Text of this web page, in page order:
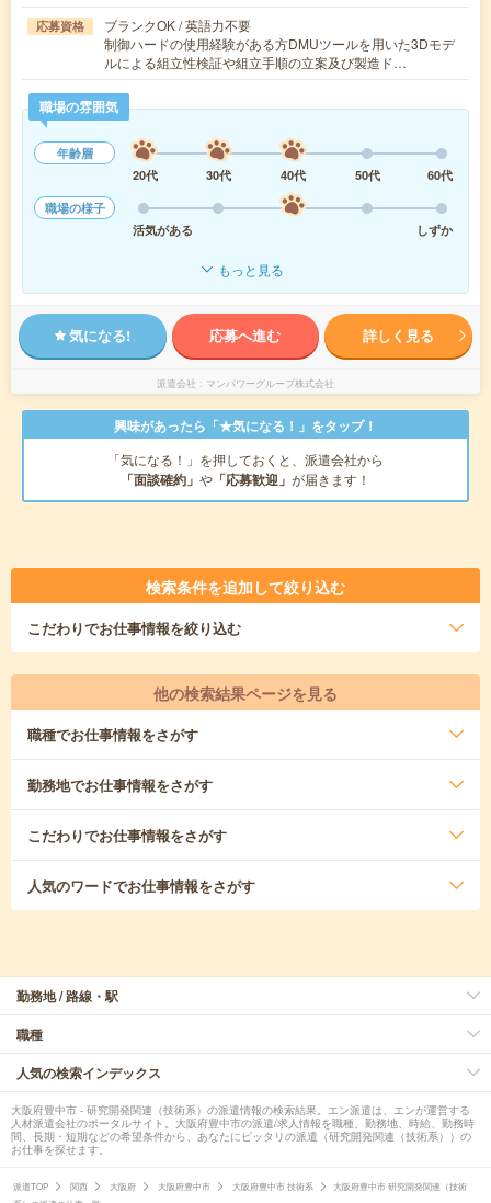
応募資格
ブランクOK / 英語力不要
制御ハードの使用経験がある方DMUツールを用いた3Dモデ
ルによる組立性検証や組立手順の立案及び製造ド…
職場の雰囲気
年齢層
20代
30代 40代 50代
60代
職場の様子
活気がある
しずか
もっと見る
気になる! 応募へ進む 詳しく見る
派遣会社 マンパワーグループ株式会社
興味があったら「★気になる！」をタップ！
「気になる！」を押しておくと、派遣会社から
「面談確約」 や 「応募歓迎」 が届きます！
検索条件を追加して絞り込む
こだわりでお仕事情報を絞り込む
他の検索結果ページを見る
職種でお仕事情報をさがす
勤務地でお仕事情報をさがす
こだわりでお仕事情報をさがす
人気のワードでお仕事情報をさがす
勤務地 / 路線・駅
職種
人気の検索インデックス
大阪府豊中市 - 研究開発関連（技術系）の派遣情報の検索結果。エン派遣は、エンが運営する
人材派遣会社のポータルサイト。大阪府豊中市の派遣/求人情報を職種、勤務地、時給、勤務時
間、長期・短期などの希望条件から、あなたにピッタリの派遣（研究開発関連（技術系））の
お仕事を探せます。
派遣TOP 関西 大阪府 大阪府豊中市 大阪府豊中市 技術系
大阪府豊中市 研究開発関連（技術